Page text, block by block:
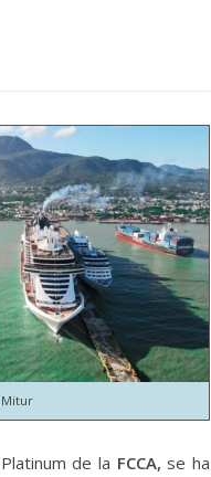
Mitur
de la FCCA, se ha